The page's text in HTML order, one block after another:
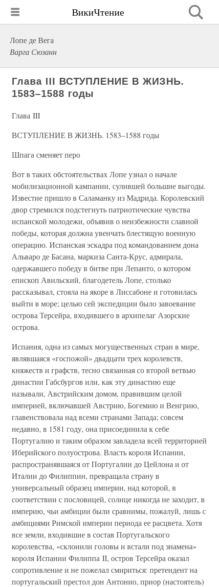
ВикиЧтение
Лопе де Вега
Варга Сюзанн
Глава III ВСТУПЛЕНИЕ В ЖИЗНЬ.
1583–1588 годы
Глава III
ВСТУПЛЕНИЕ В ЖИЗНЬ. 1583–1588 годы
Шпага сменяет перо
Вот в таких обстоятельствах Лопе узнал о начале
мобилизационной кампании, сулившей большие выгоды.
Известие пришло в Саламанку из Мадрида. Королевский
двор стремился подстегнуть патриотические чувства
испанской молодежи, объявив о неизбежности славной
победы, которая должна увенчать блестящую военную
операцию. Испанская эскадра под командованием дона
Альваро де Басана, маркиза Санта-Крус, адмирала,
одержавшего победу в битве при Лепанто, о котором
епископ Авильский, благодетель Лопе, столько
рассказывал, стояла на якоре в Лиссабоне и готовилась
выйти в море; целью сей экспедиции было завоевание
острова Терсейра, входившего в архипелаг Азорские
острова.
Испания, одна из самых могущественных стран в мире,
являвшаяся «госпожой» двадцати трех королевств,
княжеств и графств, тесно связанная со второй ветвью
династии Габсбургов или, как эту династию еще
называли, Австрийским домом, правившим целой
империей, включавшей Австрию, Богемию и Венгрию,
главенствовала над всеми странами Запада; совсем
недавно, в 1581 году, она присоединила к себе
Португалию и таким образом завладела всей территорией
Иберийского полуострова. Власть короля Испании,
распространявшаяся от Португалии до Цейлона и от
Италии до Филиппин, превращала страну в
универсальный образец империи, над которой, в
соответствии с пословицей, солнце никогда не заходит, в
империю, чьи амбиции были сравнимы, пожалуй, лишь с
амбициями Римской империи периода ее расцвета. Хотя
все земли, входившие в состав Португальского
королевства, «склонили головы и встали под знамена»
короля Испании Филиппа II, остров Терсейра оказал
сопротивление и не пожелал смириться: претендент на
португальский престол дон Антонио, приор (настоятель)